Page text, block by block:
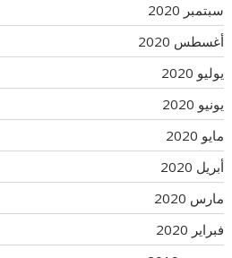
سبتمبر 2020
أغسطس 2020
يوليو 2020
يونيو 2020
مايو 2020
أبريل 2020
مارس 2020
فبراير 2020